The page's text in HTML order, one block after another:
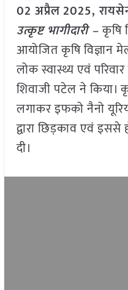
02 अप्रैल2025,
उत्कृष्ट भागीदारी –कृषि
आयोजित कृषि विज्ञान
लोक स्वास्थ्य एवं परिवार
शिवाजी पटेल ने
लगाकर इफको नैनो
द्वारा छिड़काव एवं इससे
दी।